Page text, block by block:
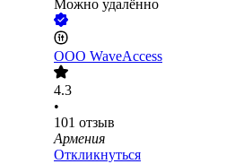
Можно удалённо
ООО WaveAccess
4.3
•
101 отзыв
Армения
Откликнуться